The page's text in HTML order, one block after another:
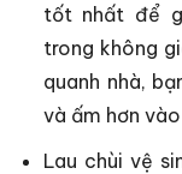
tốt nhất để
trong không
quanh nhà,
và ấm hơn
Lau chùi vệ